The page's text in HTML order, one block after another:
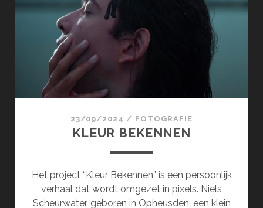
23/09/2024 / FOTOGRAFIE
KLEUR BEKENNEN
Het project “Kleur Bekennen” is een persoonlijk
verhaal dat wordt omgezet in pixels. Niels
Scheurwater, geboren in Opheusden, een klein